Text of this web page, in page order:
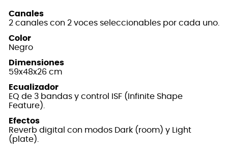
Canales
2 canales con 2 voces seleccionables por cada uno.
Color
Negro
Dimensiones
59x48x26 cm
Ecualizador
EQ de 3 bandas y control ISF (Infinite Shape
Feature).
Efectos
Reverb digital con modos Dark (room) y Light
(plate).